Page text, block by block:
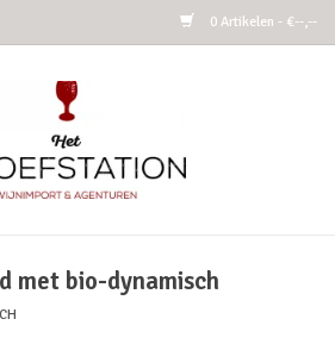
0 Artikelen - €--,--
met bio-dynamisch